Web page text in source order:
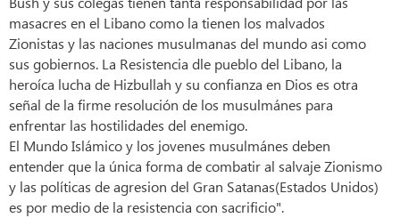
masacres en el Libano como la tienen los malvados
Zionistas y las naciones musulmanas del mundo asi como
sus gobiernos. La Resistencia dle pueblo del Libano, la
heroíca lucha de Hizbullah y su confianza en Dios es otra
señal de la firme resolución de los musulmánes para
enfrentar las hostilidades del enemigo.
El Mundo Islámico y los jovenes musulmánes deben
entender que la única forma de combatir al salvaje Zionismo
y las políticas de agresion del Gran Satanas(Estados Unidos)
es por medio de la resistencia con sacrificio".